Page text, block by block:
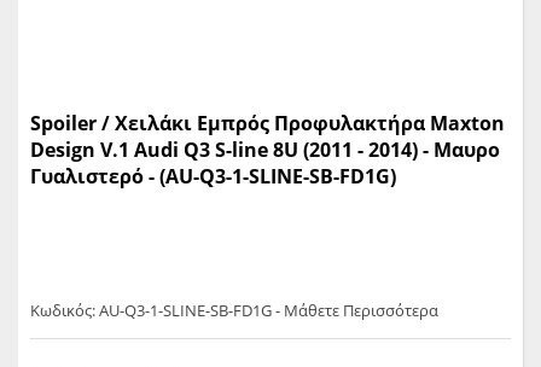
Spoiler / Χειλάκι Εμπρός Προφυλακτήρα Maxton
Design V.1 Audi Q3 S-line 8U (2011 - 2014) - Μαυρο
Γυαλιστερό - (AU-Q3-1-SLINE-SB-FD1G)
Κωδικός: AU-Q3-1-SLINE-SB-FD1G - Μάθετε Περισσότερα